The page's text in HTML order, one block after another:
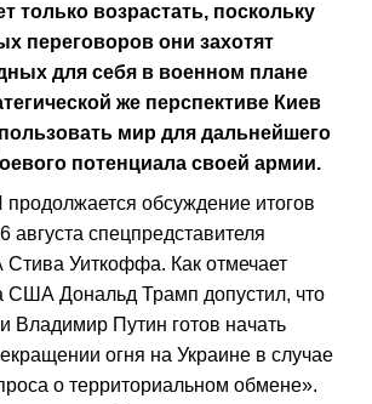
только возрастать, поскольку
переговоров они захотят
для себя в военном плане
же перспективе Киев
мир для дальнейшего
потенциала своей армии.
обсуждение итогов
августа спецпредставителя
Уиткоффа. Как отмечает
США Дональд Трамп допустил, что
Владимир Путин готов начать
огня на Украине в случае
о территориальном обмене».